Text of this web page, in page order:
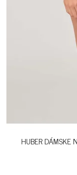
HUBER DÁMSKE